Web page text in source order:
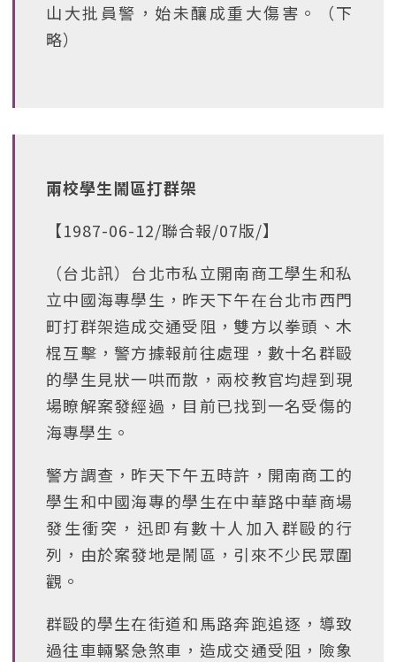
山大批員警，始未釀成重大傷害。（下
略）
兩校學生鬧區打群架
【1987-06-12/聯合報/07版/】
（台北訊）台北市私立開南商工學生和私
立中國海專學生，昨天下午在台北市西門
町打群架造成交通受阻，雙方以拳頭、木
棍互擊，警方據報前往處理，數十名群毆
的學生見狀一哄而散，兩校教官均趕到現
場瞭解案發經過，目前已找到一名受傷的
海專學生。
警方調查，昨天下午五時許，開南商工的
學生和中國海專的學生在中華路中華商場
發生衝突，迅即有數十人加入群毆的行
列，由於案發地是鬧區，引來不少民眾圍
觀。
群毆的學生在街道和馬路奔跑追逐，導致
過往車輛緊急煞車，造成交通受阻，險象